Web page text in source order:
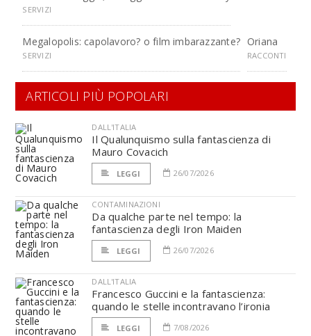
SERVIZI
Megalopolis: capolavoro? o film imbarazzante?
SERVIZI
Oriana
RACCONTI
ARTICOLI PIÙ POPOLARI
DALL'ITALIA
Il Qualunquismo sulla fantascienza di
Mauro Covacich
LEGGI 26/07/2026
CONTAMINAZIONI
Da qualche parte nel tempo: la
fantascienza degli Iron Maiden
LEGGI 26/07/2026
DALL'ITALIA
Francesco Guccini e la fantascienza:
quando le stelle incontravano l’ironia
LEGGI 7/08/2026